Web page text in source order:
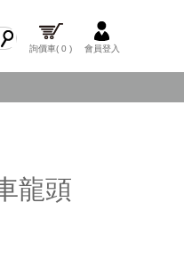
詢價車( 0 ) 會員登入
龍頭